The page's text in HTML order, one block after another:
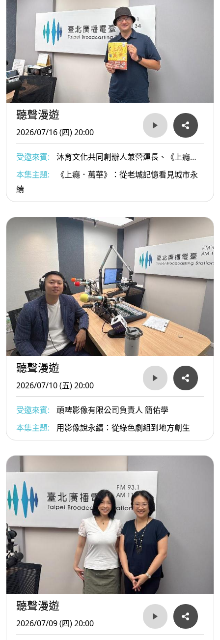
聽聲漫遊
2026/07/16 (四) 20:00
受邀來賓:
沐育文化共同創辦人兼營運長、《上癮．
萬華》作者 施景耀
本集主題:
《上癮．萬華》：從老城記憶看見城市永
續
聽聲漫遊
2026/07/10 (五) 20:00
受邀來賓:
頑啤影像有限公司負責人 簡佑學
本集主題:
用影像說永續：從綠色劇組到地方創生
聽聲漫遊
2026/07/09 (四) 20:00